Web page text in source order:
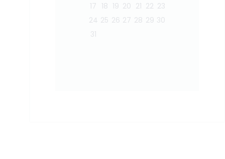
17 18 19 20 21 22 23
24 25 26 27 28 29 30
31